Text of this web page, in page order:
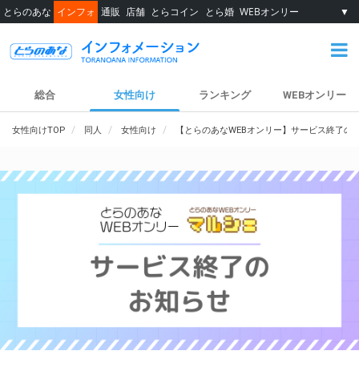
とらのあな インフォ 通販 店舗 とらコイン とら婚 WEBオンリー ▼
総合 女性向け ランキング WEBオンリー
女性向けTOP 同人 女性向け 【とらのあなWEBオンリー】サービス終了の